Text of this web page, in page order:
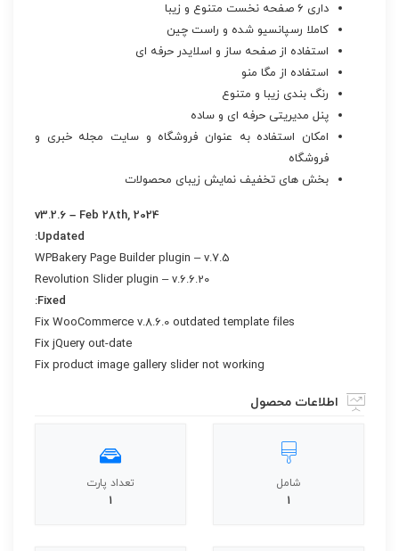
داری ۶ صفحه نخست متنوع و زیبا
کاملا رسپانسیو شده و راست چین
استفاده از صفحه ساز و اسلایدر حرفه ای
استفاده از مگا منو
رنگ بندی زیبا و متنوع
پنل مدیریتی حرفه ای و ساده
امکان استفاده به عنوان فروشگاه و سایت مجله خبری و
فروشگاه
بخش های تخفیف نمایش زیبای محصولات
v3.2.6 – Feb 28th, 2024
Updated:
WPBakery Page Builder plugin – v.7.5
Revolution Slider plugin – v.6.6.20
Fixed:
Fix WooCommerce v.8.6.0 outdated template files
Fix jQuery out-date
Fix product image gallery slider not working
اطلاعات محصول
شامل
1
تعداد پارت
1